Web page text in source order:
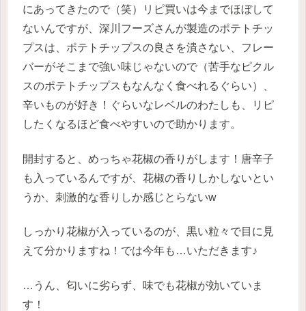
にあってきたので（笑）リピ買いは今までほぼして
ないんですが、深川フーズさんが製造のポテトチッ
プスは、ポテトチップスの良さを潰さない、フレー
バーがそこまで強い味じゃないので（苦手なピクル
スのポテトチップスもなんなく食べれるぐらい）、
辛いものが好き！ぐらいなレベルのわたしも、リピ
したくなるほど食べやすいので助かります。
開封すると、めっちゃ花椒の香りがします！ 唐辛子
も入っているんですが、花椒の香りしかしないとい
うか、刺激的な香りしか感じとらないw
しっかり花椒が入っているのが、黒い粒々で目に見
えて分かりますね！では今年も…いただきます♪
…うん、匂いに劣らず、味でも花椒が効いていま
す！